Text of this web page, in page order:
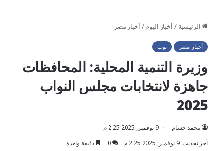
الرئيسية / أخبار اليوم / أخبار مصر
أخبار مصر توب
وزيرة التنمية المحلية: المحافظات
جاهزة لانتخابات مجلس النواب
2025
محمد حسام
9 نوفمبر, 2025 2:25 م
آخر تحديث: 9 نوفمبر, 2025 2:25 م
0 دقيقة واحدة